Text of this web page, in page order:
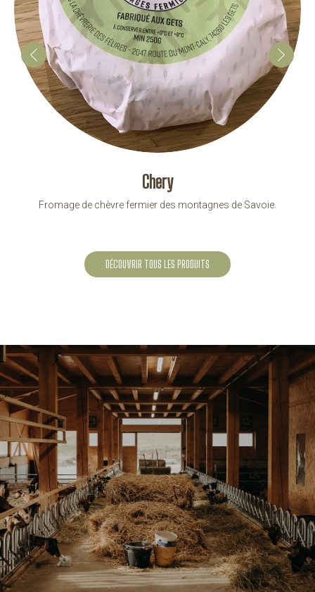
Chery
Fromage de chèvre fermier des montagnes de Savoie.
DÉCOUVRIR TOUS LES PRODUITS